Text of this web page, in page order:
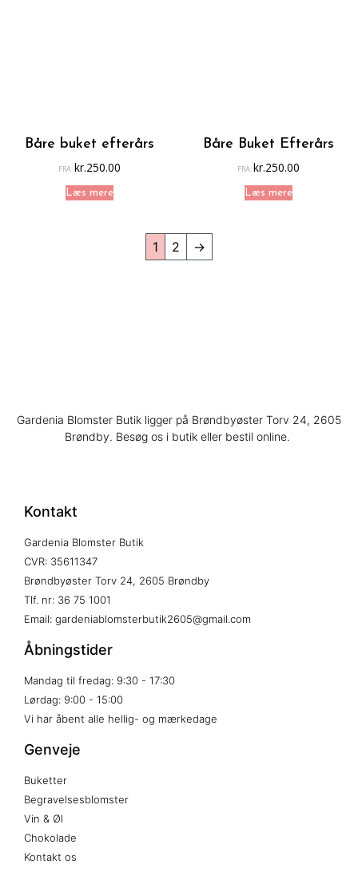
Båre buket efterårs
FRA:kr.250.00
Læs mere
Båre Buket Efterårs
FRA:kr.250.00
Læs mere
1 2 →
Gardenia Blomster Butik ligger på Brøndbyøster Torv 24, 2605
Brøndby. Besøg os i butik eller bestil online.
Kontakt
Gardenia Blomster Butik
CVR: 35611347
Brøndbyøster Torv 24, 2605 Brøndby
Tlf. nr: 36 75 1001
Email: gardeniablomsterbutik2605@gmail.com
Åbningstider
Mandag til fredag: 9:30 - 17:30
Lørdag: 9:00 - 15:00
Vi har åbent alle hellig- og mærkedage
Genveje
Buketter
Begravelsesblomster
Vin & Øl
Chokolade
Kontakt os